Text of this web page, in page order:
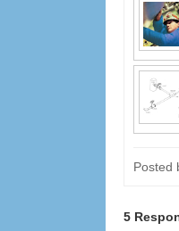
Posted
5